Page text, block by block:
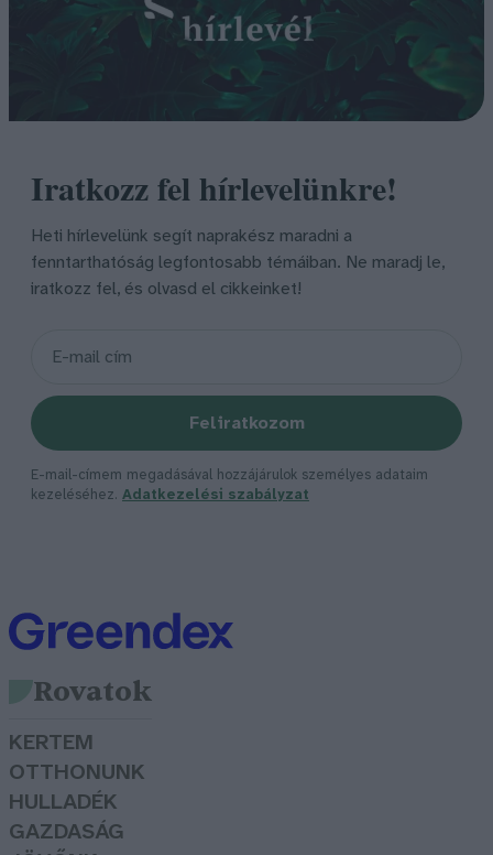
Iratkozz fel hírlevelünkre!
Heti hírlevelünk segít naprakész maradni a
fenntarthatóság legfontosabb témáiban. Ne maradj le,
iratkozz fel, és olvasd el cikkeinket!
Feliratkozom
E-mail-címem megadásával hozzájárulok személyes adataim
kezeléséhez. Adatkezelési szabályzat
Rovatok
KERTEM
OTTHONUNK
HULLADÉK
GAZDASÁG